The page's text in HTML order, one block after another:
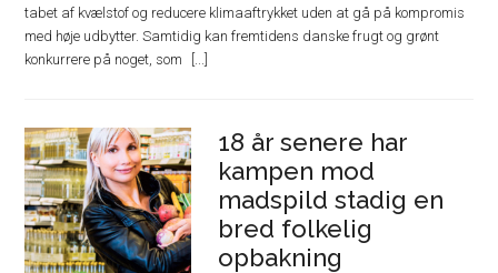
tabet af kvælstof og reducere klimaaftrykket uden at gå på kompromis
med høje udbytter. Samtidig kan fremtidens danske frugt og grønt
konkurrere på noget, som
18 år senere har
kampen mod
madspild stadig en
bred folkelig
opbakning